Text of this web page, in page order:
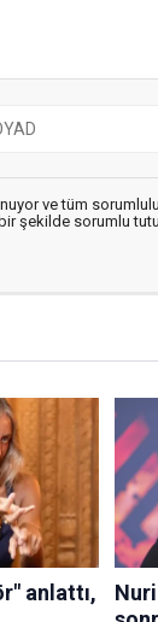
ve tüm
şekilde sorumlu